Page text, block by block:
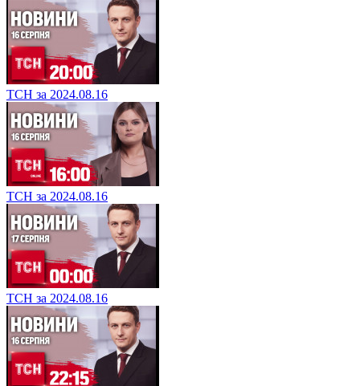
ТСН за 2024.08.16
ТСН за 2024.08.16
ТСН за 2024.08.16